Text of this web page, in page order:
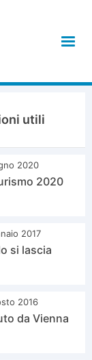
utili
2020
2020
2017
si lascia
2016
da Vienna